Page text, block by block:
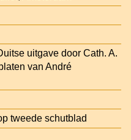
uitgave door Cath. A.
van André
tweede schutblad